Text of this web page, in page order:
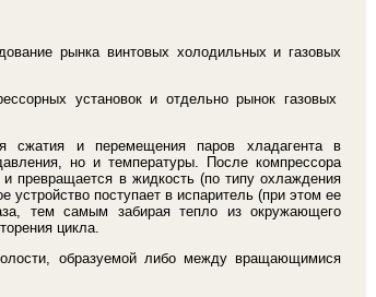
рынка винтовых холодильных и газовых
установок и отдельно рынок газовых
сжатия и перемещения паров хладагента в
но и температуры. После компрессора
превращается в жидкость (по типу охлаждения
поступает в испаритель (при этом ее
тем самым забирая тепло из окружающего
цикла.
образуемой либо между вращающимися